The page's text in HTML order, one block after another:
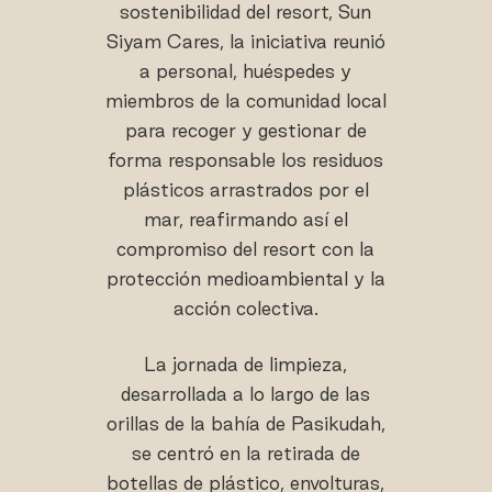
sostenibilidad del resort, Sun
Siyam Cares, la iniciativa reunió
a personal, huéspedes y
miembros de la comunidad local
para recoger y gestionar de
forma responsable los residuos
plásticos arrastrados por el
mar, reafirmando así el
compromiso del resort con la
protección medioambiental y la
acción colectiva.
La jornada de limpieza,
desarrollada a lo largo de las
orillas de la bahía de Pasikudah,
se centró en la retirada de
botellas de plástico, envolturas,